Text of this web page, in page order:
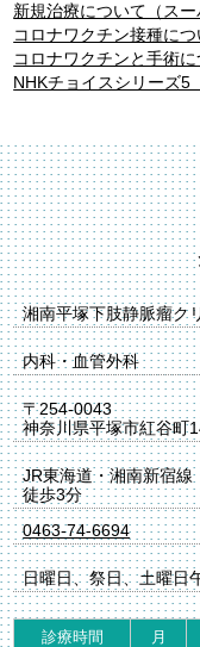
新規治療について（スー
コロナワクチン接種につ
コロナワクチンと手術に
NHKチョイスシリーズ
湘南平塚下肢静脈瘤ク
内科・血管外科
〒254-0043
神奈川県平塚市紅谷町
JR東海道・湘南新宿
徒歩3分
0463-74-6694
日曜日、祭日、土曜日
診療時間 月